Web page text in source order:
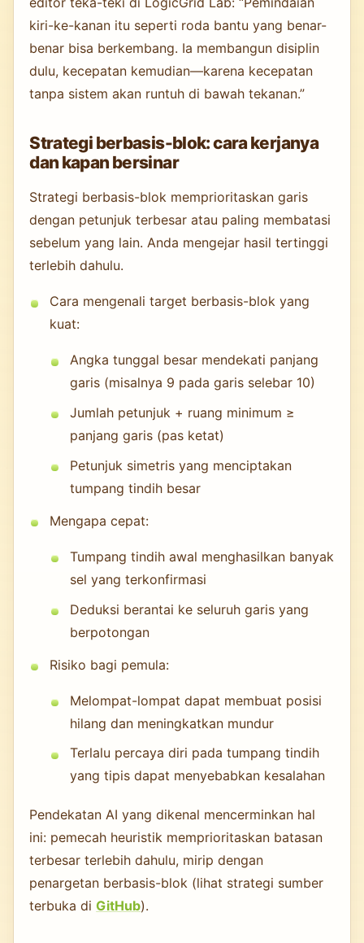
kiri-ke-kanan itu seperti roda bantu yang benar-
benar bisa berkembang. Ia membangun disiplin
dulu, kecepatan kemudian—karena kecepatan
tanpa sistem akan runtuh di bawah tekanan.”
Strategi berbasis-blok: cara kerjanya
dan kapan bersinar
Strategi berbasis-blok memprioritaskan garis
dengan petunjuk terbesar atau paling membatasi
sebelum yang lain. Anda mengejar hasil tertinggi
terlebih dahulu.
Cara mengenali target berbasis-blok yang
kuat:
Angka tunggal besar mendekati panjang
garis (misalnya 9 pada garis selebar 10)
Jumlah petunjuk + ruang minimum ≥
panjang garis (pas ketat)
Petunjuk simetris yang menciptakan
tumpang tindih besar
Mengapa cepat:
Tumpang tindih awal menghasilkan banyak
sel yang terkonfirmasi
Deduksi berantai ke seluruh garis yang
berpotongan
Risiko bagi pemula:
Melompat-lompat dapat membuat posisi
hilang dan meningkatkan mundur
Terlalu percaya diri pada tumpang tindih
yang tipis dapat menyebabkan kesalahan
Pendekatan AI yang dikenal mencerminkan hal
ini: pemecah heuristik memprioritaskan batasan
terbesar terlebih dahulu, mirip dengan
penargetan berbasis-blok (lihat strategi sumber
terbuka diGitHub).